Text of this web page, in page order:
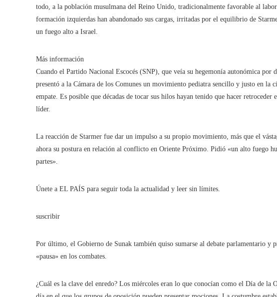
todo, a la población musulmana del Reino Unido, tradicionalmente favorable al
formación izquierdas han abandonado sus cargas, irritadas por el equilibrio de
un fuego alto a Israel.
Más información
Cuando el Partido Nacional Escocés (SNP), que veía su hegemonía autonómica por
presentó a la Cámara de los Comunes un movimiento pediatra sencillo y justo en la
empate. Es posible que décadas de tocar sus hilos hayan tenido que hacer
líder.
La reacción de Starmer fue dar un impulso a su propio movimiento, más que el
ahora su postura en relación al conflicto en Oriente Próximo. Pidió «un alto fuego
partes».
Únete a EL PAÍS para seguir toda la actualidad y leer sin límites.
suscribir
Por último, el Gobierno de Sunak también quiso sumarse al debate parlamentario y
«pausa» en los combates.
¿Cuál es la clave del enredo? Los miércoles eran lo que conocían como el Día de la